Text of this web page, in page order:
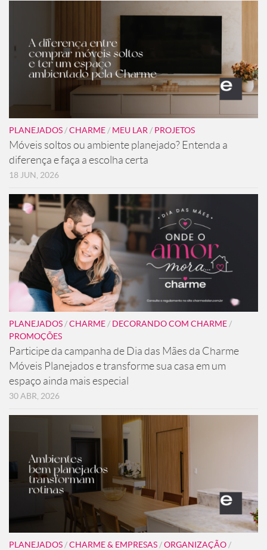
PLANEJADOS /CHARME / MEU LAR / PROJETOS
Móveis soltos ou ambiente planejado? Entenda a
diferença e faça a escolha certa
18 JUN, 2026
PLANEJADOS /CHARME / DECORANDO COM CHARME /
PROMOÇÕES
Participe da campanha de Dia das Mães da Charme
Móveis Planejados e transforme sua casa em um
espaço ainda mais especial
30 ABR, 2026
PLANEJADOS /CHARME & EMPRESAS /ORGANIZAÇÃO /